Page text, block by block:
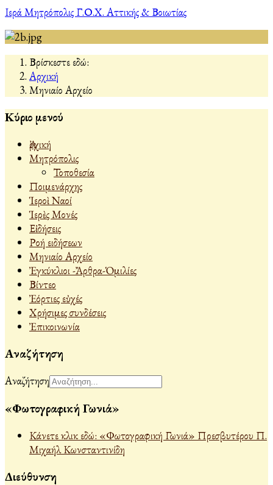
Ιερά Μητρόπολις Γ.Ο.Χ. Αττικής & Βοιωτίας
Βρίσκεστε εδώ:
Αρχική
Μηνιαίο Αρχείο
Κύριο μενού
Ἀρχική
Μητρόπολις
Τοποθεσία
Ποιμενάρχης
Ἱεροὶ Ναοί
Ἱερὲς Μονές
Εἰδήσεις
Ροή ειδήσεων
Μηνιαίο Αρχείο
Ἐγκύκλιοι -Ἄρθρα-Ὁμιλίες
Βίντεο
Ἐόρτιες εὐχές
Χρήσιμες συνδέσεις
Ἐπικοινωνία
Αναζήτηση
Αναζήτηση
«Φωτογραφική Γωνιά»
Κάνετε κλικ εδώ: «Φωτογραφική Γωνιά» Πρεσβυτέρου Π.
Μιχαήλ Κωνσταντινίδη
Διεύθυνση